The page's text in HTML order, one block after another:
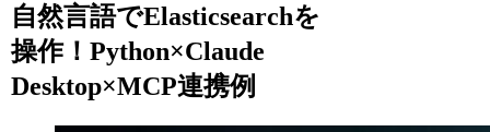
自然言語でElasticsearchを
操作！Python×Claude
Desktop×MCP連携例